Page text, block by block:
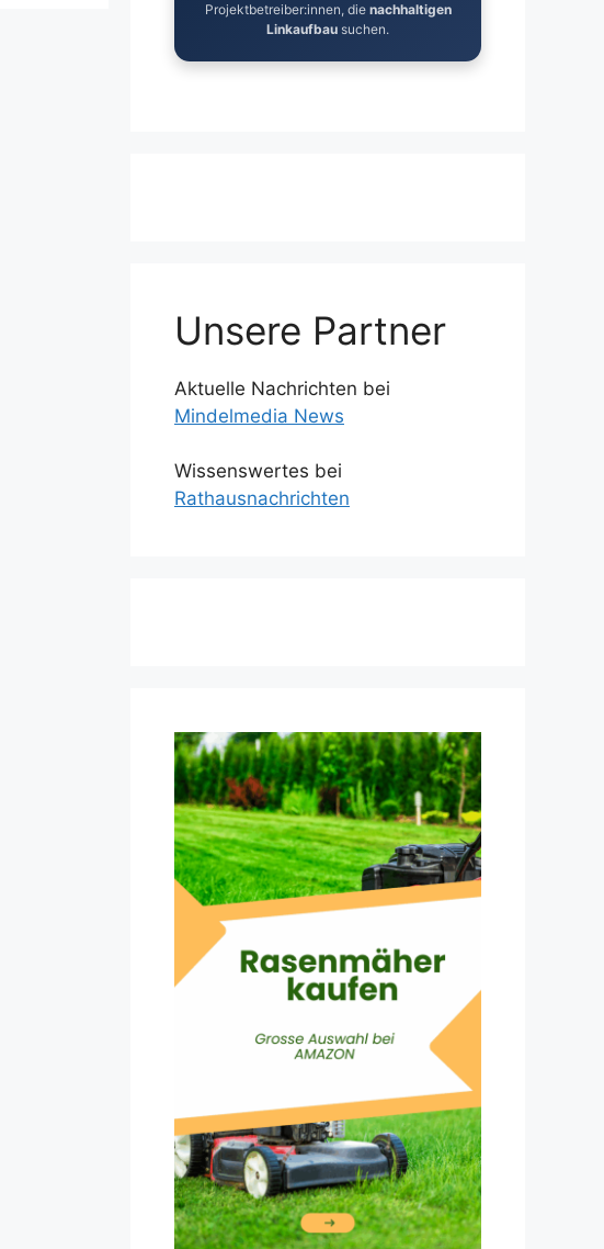
Projektbetreiber:innen, die nachhaltigen
Linkaufbau suchen.
Unsere Partner
Aktuelle Nachrichten bei
Mindelmedia News
Wissenswertes bei
Rathausnachrichten